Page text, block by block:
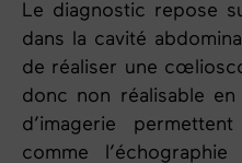
Le diagnostic repose
dans la cavité
de réaliser une
donc non réalisable en
d’imagerie
comme